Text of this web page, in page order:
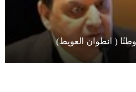
( انطوان العويط)